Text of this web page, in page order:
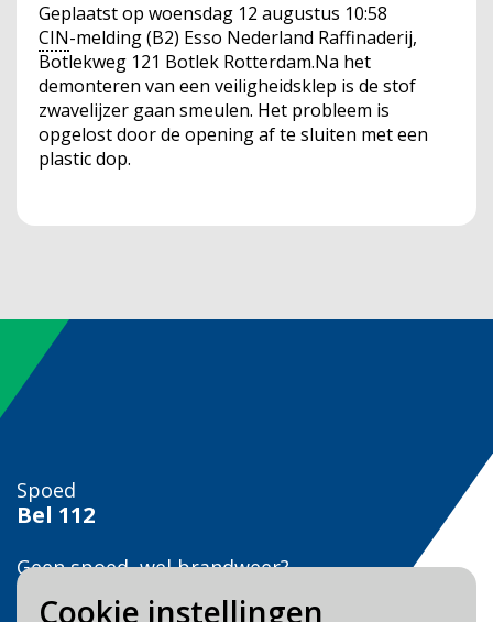
Cookie instellingen
Geplaatst op woensdag 12 augustus 10:58
CIN-melding (B2) Esso Nederland Raffinaderij,
Botlekweg 121 Botlek Rotterdam.Na het
demonteren van een veiligheidsklep is de stof
zwavelijzer gaan smeulen. Het probleem is
opgelost door de opening af te sluiten met een
plastic dop.
Spoed
Bel 112
Geen spoed, wel brandweer?
Bel